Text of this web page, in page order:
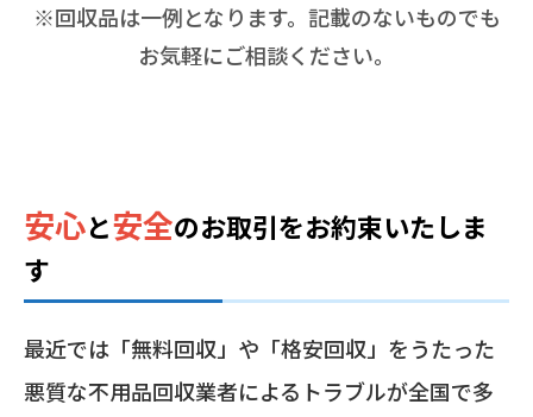
※回収品は一例となります。記載のないものでも
お気軽にご相談ください。
安心と安全のお取引をお約束いたしま
す
最近では「無料回収」や「格安回収」をうたった
悪質な不用品回収業者によるトラブルが全国で多